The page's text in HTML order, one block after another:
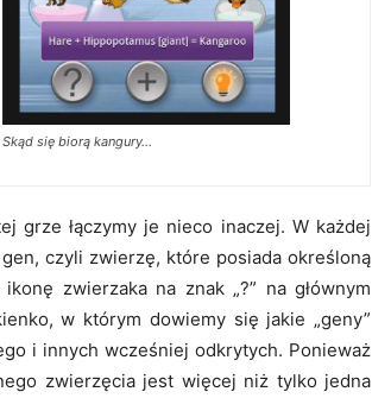
Skąd się biorą kangury…
grze łączymy je nieco inaczej. W każdej
czyli zwierzę, które posiada określoną
zwierzaka na znak „?” na głównym
w którym dowiemy się jakie „geny”
i innych wcześniej odkrytych. Ponieważ
zwierzęcia jest więcej niż tylko jedna